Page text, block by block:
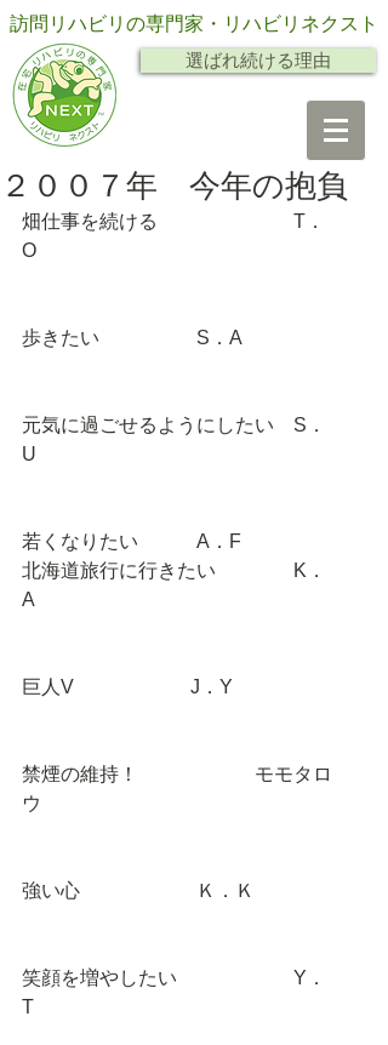
選ばれ続ける理由
訪問リハビリの専門家・リハビリネクスト
２００７年 今年の抱負
畑仕事を続ける　　　　　　　T．
O
歩きたい　　　　　S．A
元気に過ごせるようにしたい　S．
U
若くなりたい　　　A．F
北海道旅行に行きたい　　　　K．
A
巨人V　　　　　　J．Y
禁煙の維持！　　　　　　モモタロ
ウ
強い心　　　　　　Ｋ．Ｋ
笑顔を増やしたい　　　　　　Y．
T